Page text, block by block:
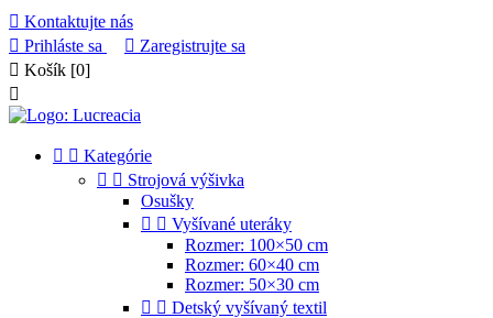
 Kontaktujte nás
 Prihláste sa  Zaregistrujte sa
 Košík [0]

  Kategórie
  Strojová výšivka
Osušky
  Vyšívané uteráky
Rozmer: 100×50 cm
Rozmer: 60×40 cm
Rozmer: 50×30 cm
  Detský vyšívaný textil